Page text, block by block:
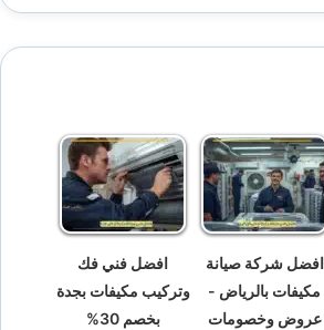
ان
افضل شركة صيانة
مكيفات بالرياض -
عروض وخصومات
افضل فني فك
وتركيب مكيفات بجدة
بخصم 30%